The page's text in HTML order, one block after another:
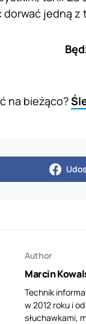
dorwać jedną z
na bieżąco?
Author
Marcin
Technik
w 2012 roku i
słuchawkami,